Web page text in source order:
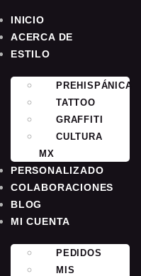
INICIO
ACERCA DE
ESTILO
PREHISPÁNICA
TATTOO
GRAFFITI
CULTURA
MX
PERSONALIZADO
COLABORACIONES
BLOG
MI CUENTA
PEDIDOS
MIS